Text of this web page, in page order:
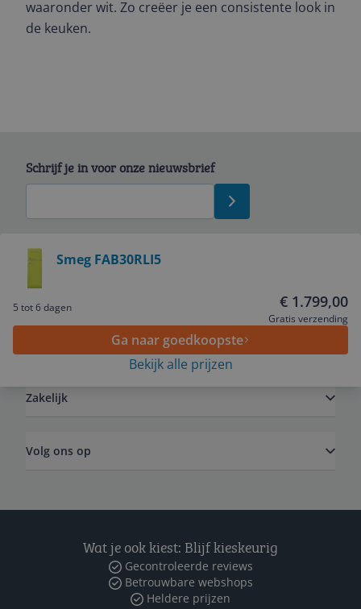
waaronder wit. Zo creëer je een consistente look in
de keuken.
Smeg FAB30RLI5
5 tot 6 dagen € 1.799,00
Gratis verzending
Ga naar goedkoopste
Bekijk alle prijzen
Schrijf je in voor onze nieuwsbrief
Service
Zakelijk
Volg ons op
Wat je ook kiest: Blijf kieskeurig
Gecontroleerde reviews
Betrouwbare webshops
Heldere prijzen